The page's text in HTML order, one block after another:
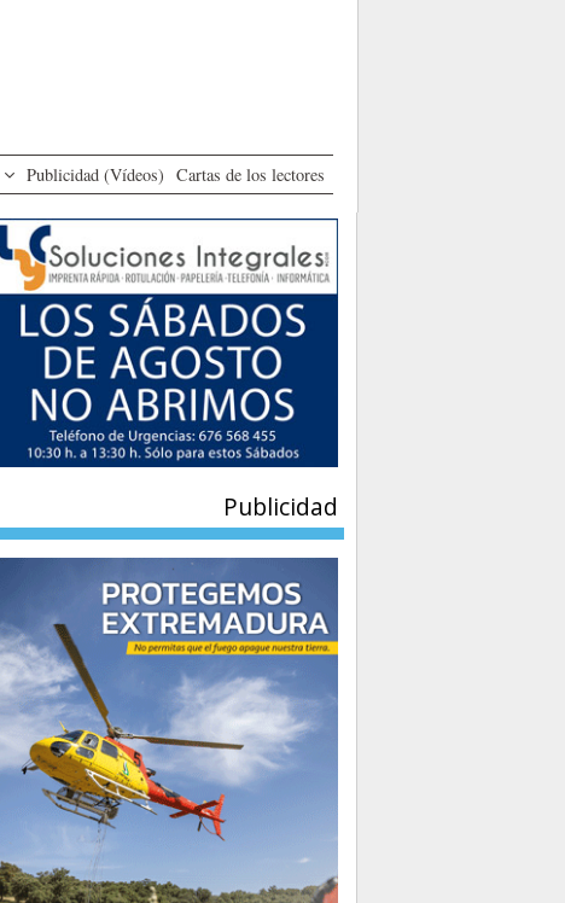
Publicidad (Vídeos) Cartas de los lectores
Publicidad